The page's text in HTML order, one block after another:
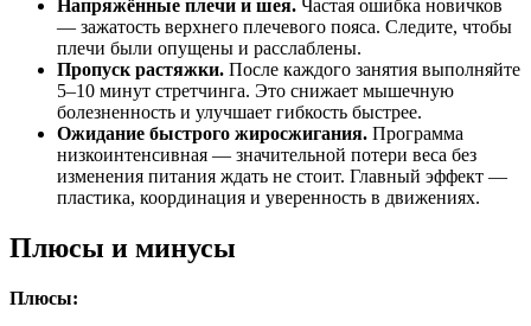
Напряжённые плечи и шея. Частая ошибка новичков
— зажатость верхнего плечевого пояса. Следите, чтобы
плечи были опущены и расслаблены.
Пропуск растяжки. После каждого занятия выполняйте
5–10 минут стретчинга. Это снижает мышечную
болезненность и улучшает гибкость быстрее.
Ожидание быстрого жиросжигания. Программа
низкоинтенсивная — значительной потери веса без
изменения питания ждать не стоит. Главный эффект —
пластика, координация и уверенность в движениях.
Плюсы и минусы
Плюсы: